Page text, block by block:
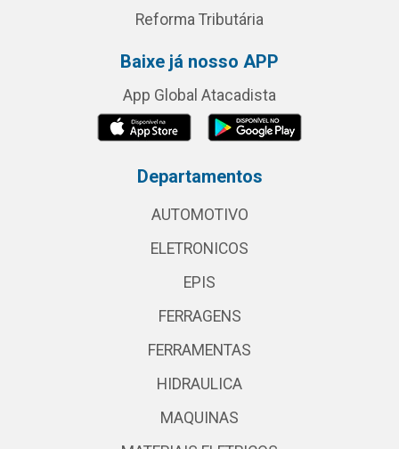
Reforma Tributária
Baixe já nosso APP
App Global Atacadista
Departamentos
AUTOMOTIVO
ELETRONICOS
EPIS
FERRAGENS
FERRAMENTAS
HIDRAULICA
MAQUINAS